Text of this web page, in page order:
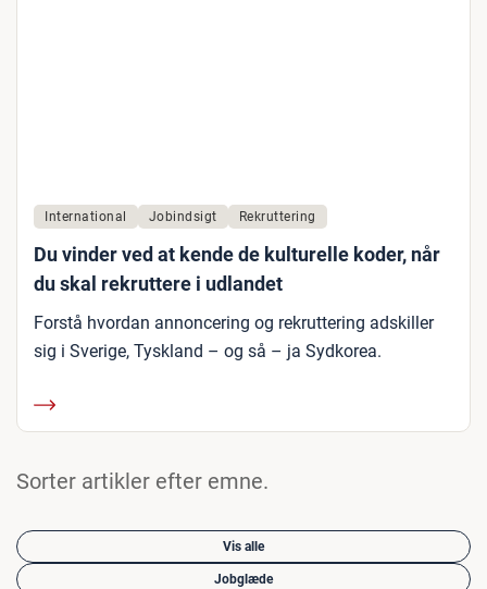
International Jobindsigt Rekruttering
Du vinder ved at kende de kulturelle koder, når
du skal rekruttere i udlandet
Forstå hvordan annoncering og rekruttering adskiller
sig i Sverige, Tyskland – og så – ja Sydkorea.
Sorter artikler efter emne.
Vis alle
Jobglæde